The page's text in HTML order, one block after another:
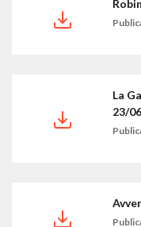
La
23/